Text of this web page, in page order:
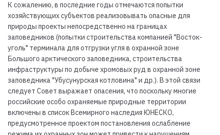
К сожалению, в последние годы отмечаются попытки
хозяйствующих субъектов реализовывать опасные для
природы проекты непосредственно на границах
заповедников (попытки строительства компанией "Восток-
уголь" терминала для отгрузки угля в охранной зоне
Большого арктического заповедника, строительства
инфраструктуры по добыче хромовых руд в охранной зоне
заповедника "Убусунурская котловина" и др.). В этой связи
следует Совет выражает опасения, что поскольку многие
российские особо охраняемые природные территории
включены в список Всемирного наследия ЮНЕСКО,
предусмотренное проектом постановления ослабление